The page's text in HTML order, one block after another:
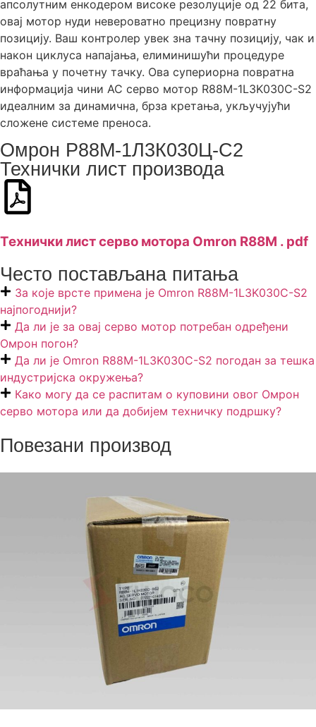
апсолутним енкодером високе резолуције од 22 бита,
овај мотор нуди невероватно прецизну повратну
позицију. Ваш контролер увек зна тачну позицију, чак и
након циклуса напајања, елиминишући процедуре
враћања у почетну тачку. Ова супериорна повратна
информација чини AC серво мотор R88M-1L3K030C-S2
идеалним за динамична, брза кретања, укључујући
сложене системе преноса.
Омрон Р88М-1Л3К030Ц-С2
Технички лист производа
Технички лист серво мотора Omron R88M . pdf
Често постављана питања
За које врсте примена је Omron R88M-1L3K030C-S2
најпогоднији?
Да ли је за овај серво мотор потребан одређени
Омрон погон?
Да ли је Omron R88M-1L3K030C-S2 погодан за тешка
индустријска окружења?
Како могу да се распитам о куповини овог Омрон
серво мотора или да добијем техничку подршку?
Повезани производ